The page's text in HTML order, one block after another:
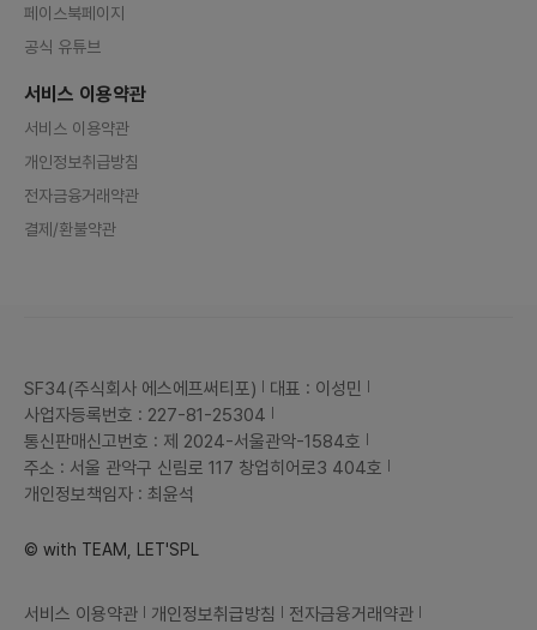
페이스북페이지
공식 유튜브
서비스 이용약관
서비스 이용약관
개인정보취급방침
전자금융거래약관
결제/환불약관
SF34(주식회사 에스에프써티포)
대표 : 이성민
사업자등록번호 : 227-81-25304
통신판매신고번호 : 제 2024-서울관악-1584호
주소 : 서울 관악구 신림로 117 창업히어로3 404호
개인정보책임자 : 최윤석
© with TEAM, LET'SPL
서비스 이용약관 개인정보취급방침
전자금융거래약관